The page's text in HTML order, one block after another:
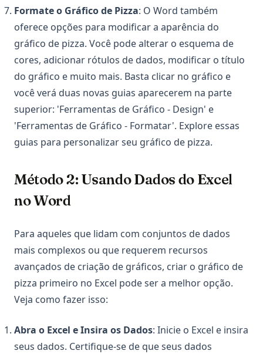
Formate o Gráfico de Pizza: O Word também
oferece opções para modificar a aparência do
gráfico de pizza. Você pode alterar o esquema de
cores, adicionar rótulos de dados, modificar o título
do gráfico e muito mais. Basta clicar no gráfico e
você verá duas novas guias aparecerem na parte
superior: 'Ferramentas de Gráfico - Design' e
'Ferramentas de Gráfico - Formatar'. Explore essas
guias para personalizar seu gráfico de pizza.
Método 2: Usando Dados do Excel
no Word
Para aqueles que lidam com conjuntos de dados
mais complexos ou que requerem recursos
avançados de criação de gráficos, criar o gráfico de
pizza primeiro no Excel pode ser a melhor opção.
Veja como fazer isso:
Abra o Excel e Insira os Dados: Inicie o Excel e insira
seus dados. Certifique-se de que seus dados